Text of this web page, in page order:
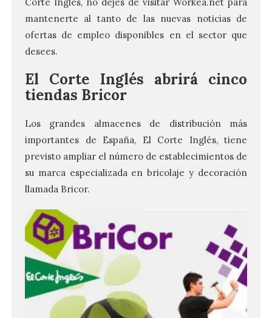
Corte Inglés, no dejes de visitar Workea.net para
mantenerte al tanto de las nuevas noticias de
ofertas de empleo disponibles en el sector que
desees.
El Corte Inglés abrirá cinco
tiendas Bricor
Los grandes almacenes de distribución más
importantes de España, El Corte Inglés, tiene
previsto ampliar el número de establecimientos de
su marca especializada en bricolaje y decoración
llamada Bricor.